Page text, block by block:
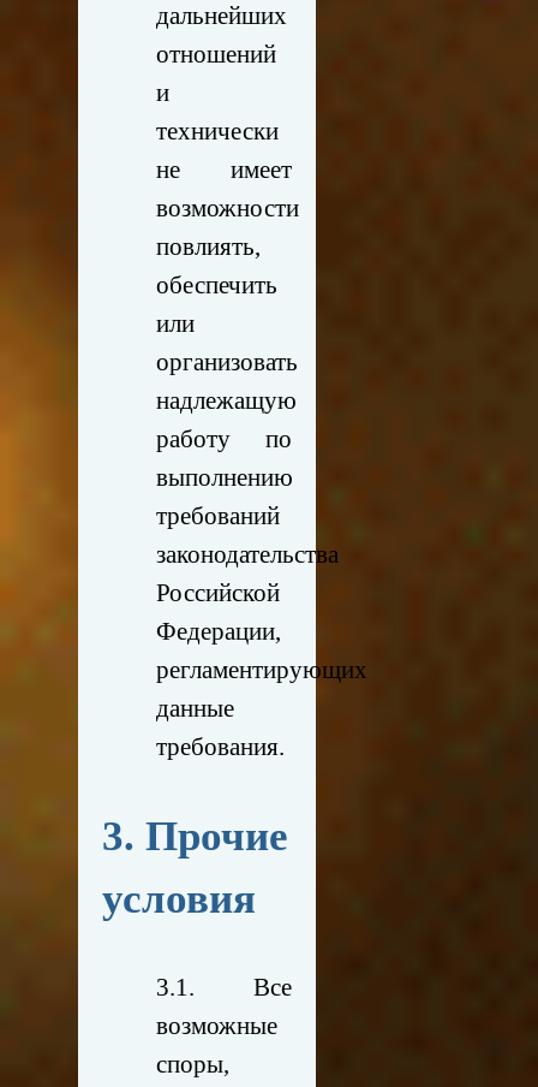
дальнейших
отношений
и
технически
не имеет
возможности
повлиять,
обеспечить
или
организовать
надлежащую
работу по
выполнению
требований
законодательства
Российской
Федерации,
регламентирующих
данные
требования.
3. Прочие
условия
3.1. Все
возможные
споры,